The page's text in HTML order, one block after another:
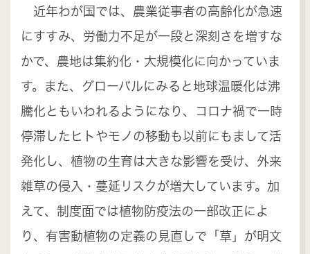
近年わが国では、農業従事者の高齢化が急速
にすすみ、労働力不足が一段と深刻さを増すな
かで、農地は集約化・大規模化に向かっていま
す。また、グローバルにみると地球温暖化は沸
騰化ともいわれるようになり、コロナ禍で一時
停滞したヒトやモノの移動も以前にもまして活
発化し、植物の生育は大きな影響を受け、外来
雑草の侵入・蔓延リスクが増大しています。加
えて、制度面では植物防疫法の一部改正によ
り、有害動植物の定義の見直しで「草」が明文